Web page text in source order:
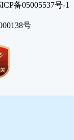
备05005537号
号